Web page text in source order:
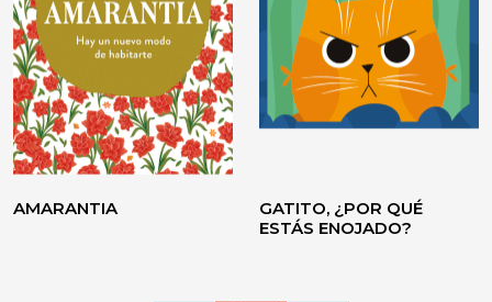
VOLVER A CREER
AMARANTIA
GATITO, ¿POR QUÉ
ESTÁS ENOJADO?